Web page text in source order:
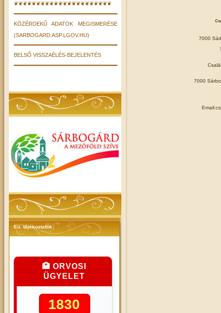
❦❦❦❦❦❦❦❦❦❦❦❦❦❦❦❦❦❦❦❦❦❦
KÖZÉRDEKŰ ADATOK MEGISMERÉSE
(SARBOGARD.ASP.LGOV.HU)
BELSŐ VISSZAÉLÉS-BEJELENTÉS
Eü. tájékoztatók
🏥 ORVOSI
ÜGYELET
1830
7000
7000